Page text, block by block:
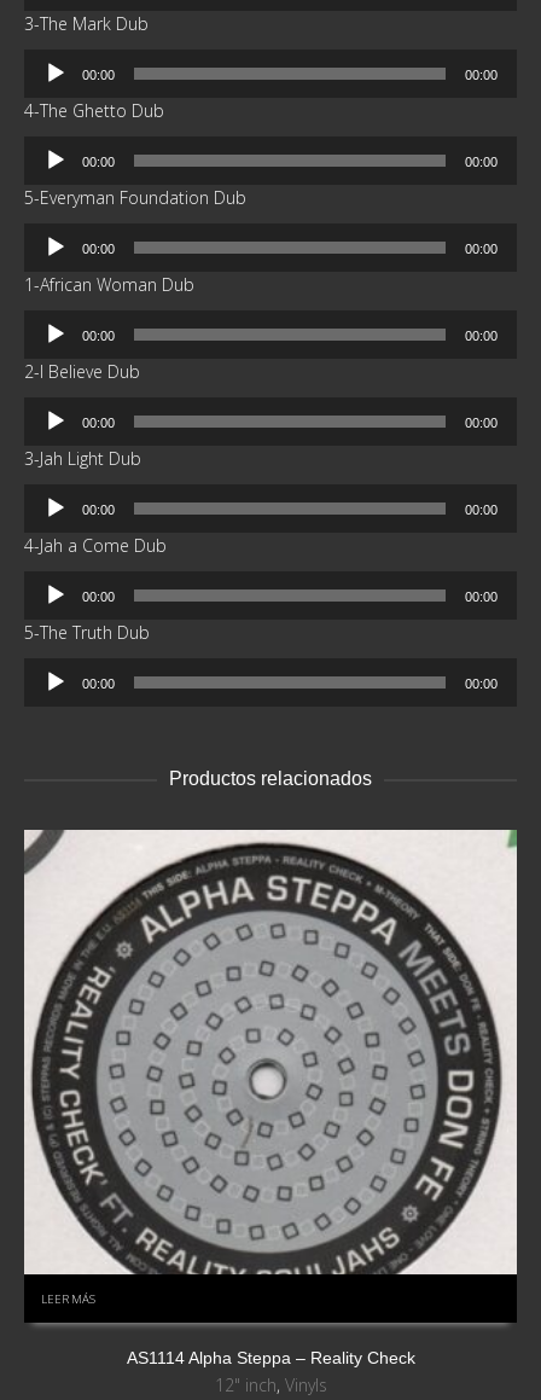
audio
3-The Mark Dub
Reproductor
audio
00:00 00:00
4-The Ghetto Dub
Reproductor
audio
00:00 00:00
5-Everyman Foundation Dub
Reproductor
audio
00:00 00:00
1-African Woman Dub
Reproductor
audio
00:00 00:00
2-I Believe Dub
Reproductor
audio
00:00 00:00
3-Jah Light Dub
Reproductor
audio
00:00 00:00
4-Jah a Come Dub
Reproductor
audio
00:00 00:00
5-The Truth Dub
Reproductor
00:00 00:00
Productos relacionados
LEER MÁS
AS1114 Alpha Steppa – Reality Check
12" inch, Vinyls